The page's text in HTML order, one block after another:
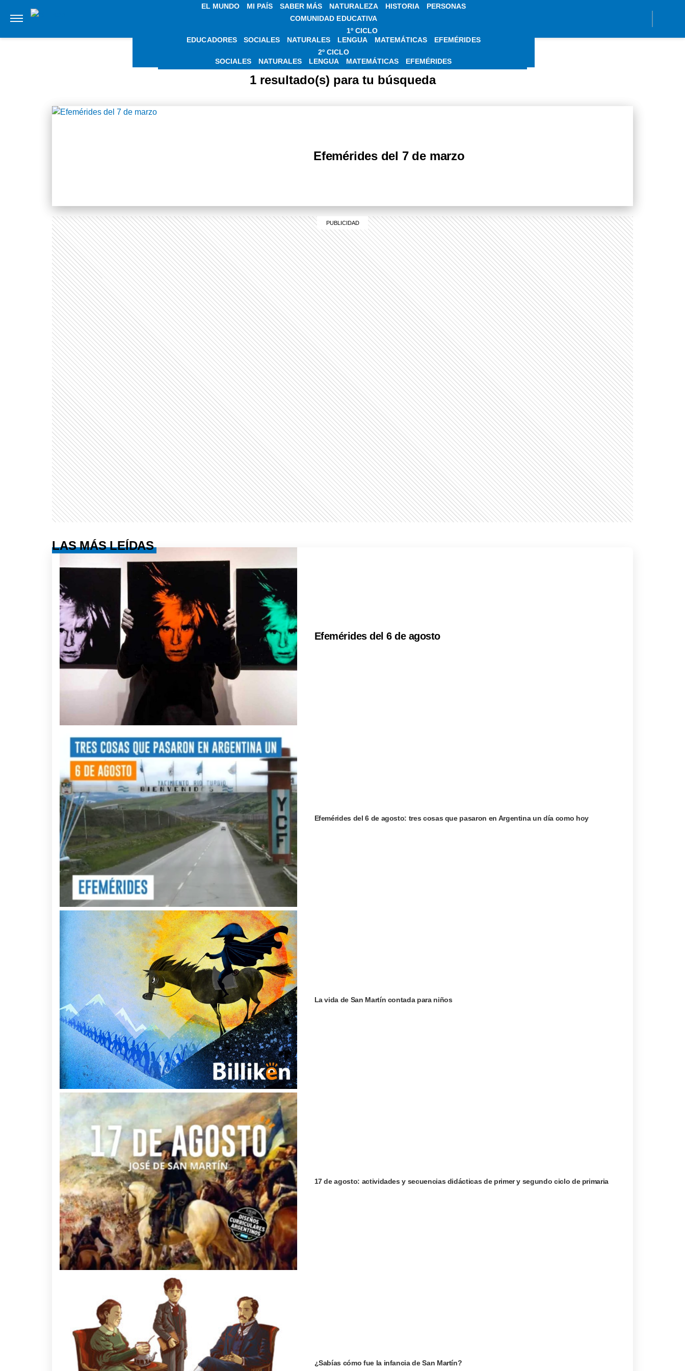
EL MUNDO MI PAÍS SABER MÁS NATURALEZA HISTORIA
PERSONAS
COMUNIDAD EDUCATIVA
EDUCADORES
1º CICLO
SOCIALES
NATURALES LENGUA MATEMÁTICAS
EFEMÉRIDES
2º CICLO
SOCIALES
NATURALES LENGUA MATEMÁTICAS EFEMÉRIDES
NOTICIAS SOBRE 7 DE MARZO
1 resultado(s) para tu búsqueda
Efemérides del 7 de marzo
LAS MÁS LEÍDAS
Efemérides del 6 de agosto
Efemérides del 6 de agosto: tres cosas que pasaron en Argentina un día como hoy
La vida de San Martín contada para niños
17 de agosto: actividades y secuencias didácticas de primer y segundo ciclo de primaria
¿Sabías cómo fue la infancia de San Martín?